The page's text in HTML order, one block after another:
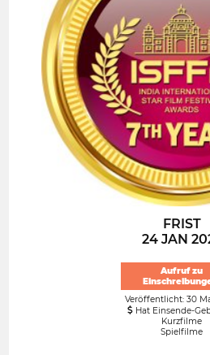
FRIST
24 JAN
Aufruf zu
Veröffentlicht: 30
Hat Einsende-
Kurzfilme
Spielfilme